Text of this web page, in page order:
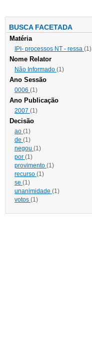
BUSCA FACETADA
Matéria
IPI- processos NT - ressa (1)
Nome Relator
Não Informado (1)
Ano Sessão
0006 (1)
Ano Publicação
2007 (1)
Decisão
ao (1)
de (1)
negou (1)
por (1)
provimento (1)
recurso (1)
se (1)
unanimidade (1)
votos (1)